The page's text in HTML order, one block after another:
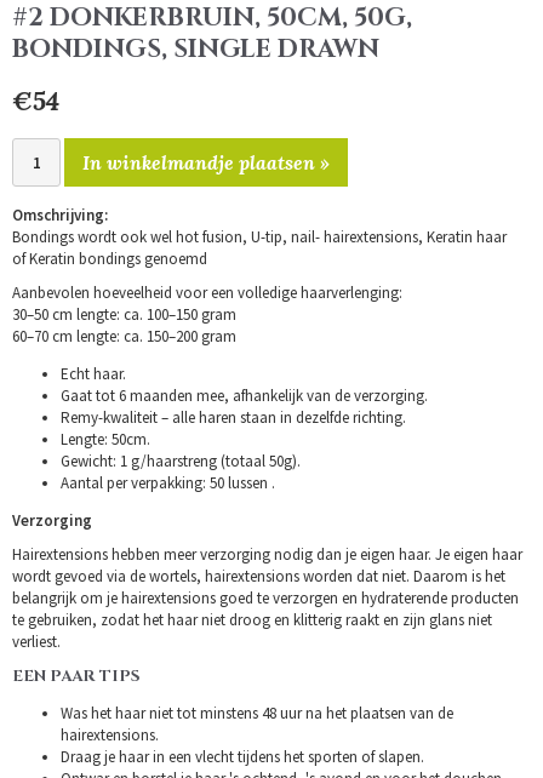
#2 DONKERBRUIN, 50CM, 50G,
BONDINGS, SINGLE DRAWN
€54
In winkelmandje plaatsen »
Omschrijving:
Bondings wordt ook wel hot fusion, U-tip, nail- hairextensions, Keratin haar
of Keratin bondings genoemd
Aanbevolen hoeveelheid voor een volledige haarverlenging:
30–50 cm lengte: ca. 100–150 gram
60–70 cm lengte: ca. 150–200 gram
Echt haar.
Gaat tot 6 maanden mee, afhankelijk van de verzorging.
Remy-kwaliteit – alle haren staan in dezelfde richting.
Lengte: 50cm.
Gewicht: 1 g/haarstreng (totaal 50g).
Aantal per verpakking: 50 lussen .
Verzorging
Hairextensions hebben meer verzorging nodig dan je eigen haar. Je eigen haar
wordt gevoed via de wortels, hairextensions worden dat niet. Daarom is het
belangrijk om je hairextensions goed te verzorgen en hydraterende producten
te gebruiken, zodat het haar niet droog en klitterig raakt en zijn glans niet
verliest.
EEN PAAR TIPS
Was het haar niet tot minstens 48 uur na het plaatsen van de
hairextensions.
Draag je haar in een vlecht tijdens het sporten of slapen.